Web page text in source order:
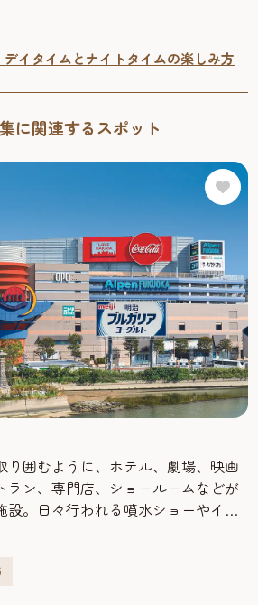
イタイムとナイトタイムの楽しみ方
に関連するスポット
り囲むように、ホテル、劇場、映画
ラン、専門店、ショールームなどが
設。日々行われる噴水ショーやイベ
に、レジャーに、そしてグルメに
く退屈することなし！海外からの
では人気のスポットだ。